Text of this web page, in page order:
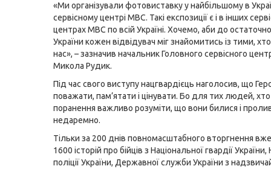
«Ми організували фотовиставку у найбільшому в
сервісному центрі МВС. Такі експозиції є і в інших
центрах МВС по всій Україні. Хочемо, аби до
України кожен відвідувач міг знайомитись із тими,
нас», – зазначив начальник Головного сервісного
Микола Рудик.
Під час свого виступу нацгвардієць наголосив, що
поважати, пам’ятати і цінувати. Бо для тих людей,
поранення важливо розуміти, що вони билися і
недаремно.
Тільки за 200 днів повномасштабного вторгнення вже
1600 історій про бійців з Національної гвардії
поліції України, Державної служби України з